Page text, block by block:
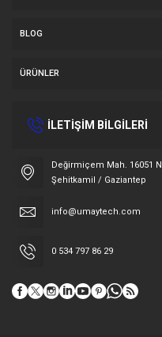
BLOG
ÜRÜNLER
İLETİŞİM BİLGİLERİ
Değirmiçem Mah. 16051
Şehitkamil / Gaziantep
info@umaytech.com
0 534 797 86 29
Müşteri